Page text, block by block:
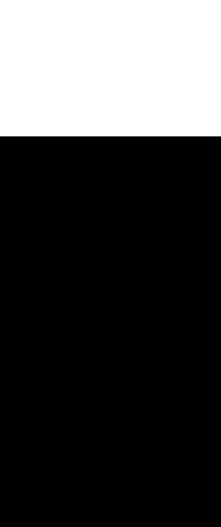
a sua necessidade.